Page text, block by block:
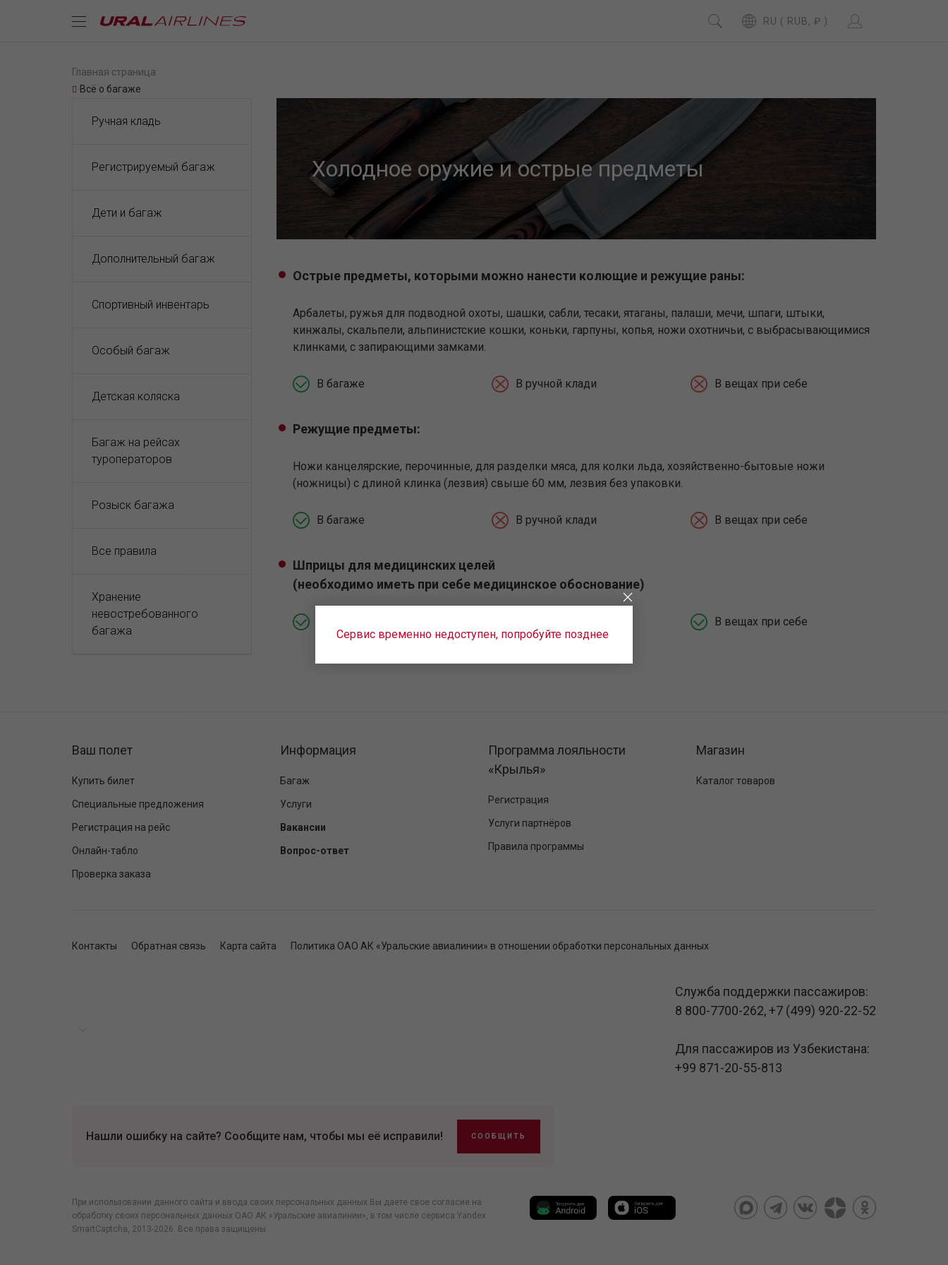
RU ( RUB, ₽ )
Главная страница
Всё о багаже
Ручная кладь
Регистрируемый багаж
Дети и багаж
Дополнительный багаж
Спортивный инвентарь
Особый багаж
Детская коляска
Багаж на рейсах
туроператоров
Розыск багажа
Все правила
Хранение
невостребованного
багажа
Холодное оружие и острые предметы
Острые предметы, которыми можно нанести колющие и режущие раны:
Арбалеты, ружья для подводной охоты, шашки, сабли, тесаки, ятаганы, палаши, мечи, шпаги, штыки,
кинжалы, скальпели, альпинистские кошки, коньки, гарпуны, копья, ножи охотничьи, с выбрасывающимися
клинками, с запирающими замками.
В багаже В ручной клади В вещах при себе
Режущие предметы:
Ножи канцелярские, перочинные, для разделки мяса, для колки льда, хозяйственно-бытовые ножи
(ножницы) с длиной клинка (лезвия) свыше 60 мм, лезвия без упаковки.
В багаже В ручной клади В вещах при себе
Шприцы для медицинских целей
(необходимо иметь при себе медицинское обоснование)
В вещах при себе
Сервис временно недоступен, попробуйте позднее
Ваш полет
Купить билет
Специальные предложения
Регистрация на рейс
Онлайн-табло
Проверка заказа
Информация
Багаж
Услуги
Вакансии
Вопрос-ответ
Программа лояльности
«Крылья»
Регистрация
Услуги партнёров
Правила программы
Магазин
Каталог товаров
Контакты Обратная связь Карта сайта Политика ОАО АК «Уральские авиалинии» в отношении обработки персональных данных
Служба поддержки пассажиров:
8 800-7700-262,+7 (499) 920-22-52
Для пассажиров из Узбекистана:
+99 871-20-55-813
Нашли ошибку на сайте? Сообщите нам, чтобы мы её исправили! СООБЩИТЬ
При использовании данного сайта и ввода своих персональных данных Вы даете свое согласие на
обработку своих персональных данных ОАО АК «Уральские авиалинии», в том числе сервиса Yandex
SmartCaptcha, 2013-2026. Все права защищены.